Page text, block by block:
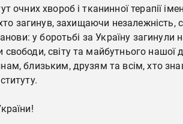
очних хвороб і тканинної терапії
загинув, захищаючи незалежність,
у боротьбі за Україну
світу та майбутнього нашої
близьким, друзям та всім, хто